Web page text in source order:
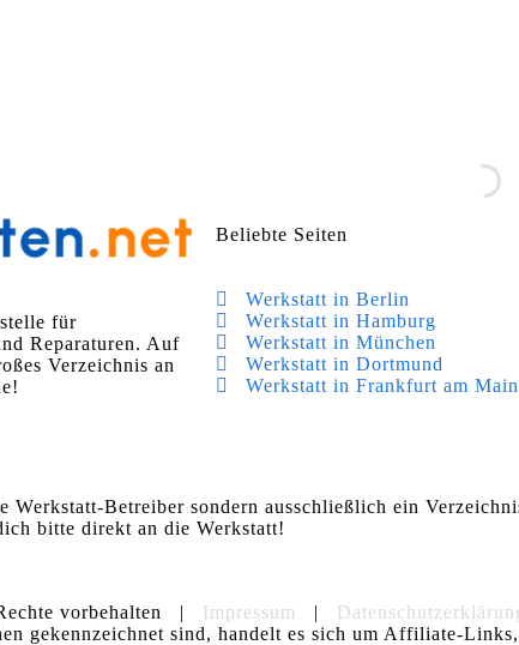
für
Reparaturen. Auf
Verzeichnis an
Beliebte Seiten
Werkstatt in Berlin
Werkstatt in Hamburg
Werkstatt in München
Werkstatt in Dortmund
Werkstatt in Frankfurt am Main
Werkstatt-Betreiber sondern ausschließlich ein
bitte direkt an die Werkstatt!
vorbehalten | Impressum |
gekennzeichnet sind, handelt es sich um Affiliate-